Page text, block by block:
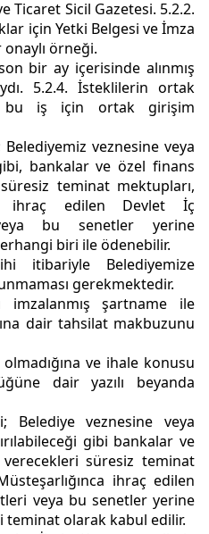
Ticaret Sicil Gazetesi. 5.2.2.
için Yetki Belgesi ve İmza
örneği.
bir ay içerisinde alınmış
5.2.4. İsteklilerin ortak
bu iş için ortak girişim
veznesine veya
bankalar ve özel finans
teminat mektupları,
ihraç edilen Devlet İç
bu senetler yerine
biri ile ödenebilir.
itibariyle Belediyemize
gerekmektedir.
şartname ile
dair tahsilat makbuzunu
ve ihale konusu
dair yazılı beyanda
Belediye veznesine veya
gibi bankalar ve
süresiz teminat
ihraç edilen
veya bu senetler yerine
teminat olarak kabul edilir.